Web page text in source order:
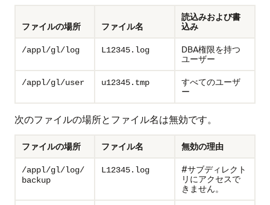
ファイルの場所 ファイル名
読込みおよび書
込み
/appl/gl/log L12345.log
DBA権限を持つ
ユーザー
/appl/gl/user u12345.tmp
すべてのユーザ
ー
次のファイルの場所とファイル名は無効です。
ファイルの場所 ファイル名 無効の理由
/appl/gl/log/
backup
L12345.log
#サブディレクト
リにアクセスで
きません。